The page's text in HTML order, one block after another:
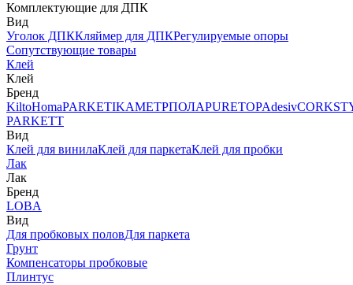
Комплектующие для ДПК
Вид
Уголок ДПККляймер для ДПКРегулируемые опоры
Сопутствующие товары
Клей
Клей
Бренд
KiltoHomaPARKETIKAМЕТРПОЛАPURETOPAdesiv
PARKETT
Вид
Клей для винилаКлей для паркетаКлей для пробки
Лак
Лак
Бренд
LOBA
Вид
Для пробковых половДля паркета
Грунт
Компенсаторы пробковые
Плинтус